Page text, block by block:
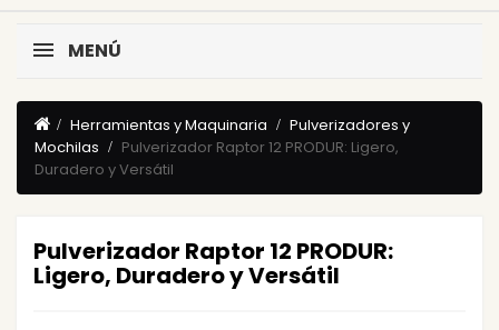
MENÚ
Herramientas y Maquinaria
Pulverizadores y
Mochilas
Pulverizador Raptor 12 PRODUR: Ligero,
Duradero y Versátil
Pulverizador Raptor 12 PRODUR:
Ligero, Duradero y Versátil